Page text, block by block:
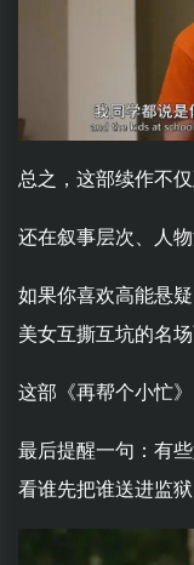
总之，这部续作不
还在叙事层次、人物
如果你喜欢高能悬
美女互撕互坑的名场
这部《再帮个小忙
最后提醒一句：有
看谁先把谁送进监狱